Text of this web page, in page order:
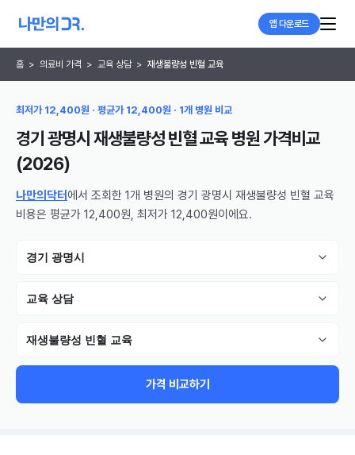
앱 다운로드
홈 > 의료비 가격 > 교육 상담 > 재생불량성 빈혈 교육
최저가 12,400원 · 평균가 12,400원 · 1개 병원 비교
경기 광명시 재생불량성 빈혈 교육 병원가격비교
(2026)
나만의닥터 에서 조회한 1개 병원의 경기 광명시 재생불량성 빈혈 교육
비용은 평균가 12,400원, 최저가 12,400원이에요.
경기 광명시
교육 상담
재생불량성 빈혈 교육
가격 비교하기